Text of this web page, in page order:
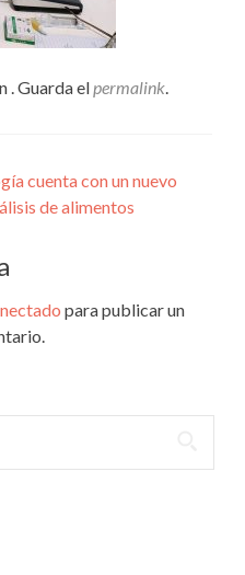
. Guarda elpermalink.
cuenta con un nuevo
de alimentos
para publicar un